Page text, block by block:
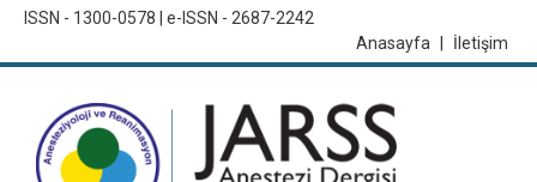
ISSN - 1300-0578 | e-ISSN - 2687-2242
İletişim
Anasayfa